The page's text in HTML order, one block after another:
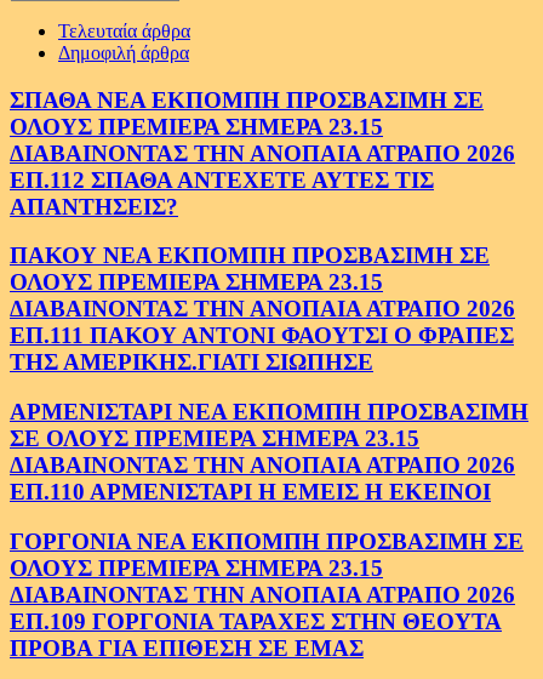
Τελευταία άρθρα
Δημοφιλή άρθρα
ΣΠΑΘΑ ΝΕΑ ΕΚΠΟΜΠΗ ΠΡΟΣΒΑΣΙΜΗ ΣΕ
ΟΛΟΥΣ ΠΡΕΜΙΕΡΑ ΣΗΜΕΡΑ 23.15
ΔΙΑΒΑΙΝΟΝΤΑΣ ΤΗΝ ΑΝΟΠΑΙΑ ΑΤΡΑΠΟ 2026
ΕΠ.112 ΣΠΑΘΑ ΑΝΤΕΧΕΤΕ ΑΥΤΕΣ ΤΙΣ
ΑΠΑΝΤΗΣΕΙΣ?
ΠΑΚΟΥ ΝΕΑ ΕΚΠΟΜΠΗ ΠΡΟΣΒΑΣΙΜΗ ΣΕ
ΟΛΟΥΣ ΠΡΕΜΙΕΡΑ ΣΗΜΕΡΑ 23.15
ΔΙΑΒΑΙΝΟΝΤΑΣ ΤΗΝ ΑΝΟΠΑΙΑ ΑΤΡΑΠΟ 2026
ΕΠ.111 ΠΑΚΟΥ ΑΝΤΟΝΙ ΦΑΟΥΤΣΙ Ο ΦΡΑΠΕΣ
ΤΗΣ ΑΜΕΡΙΚΗΣ.ΓΙΑΤΙ ΣΙΩΠΗΣΕ
ΑΡΜΕΝΙΣΤΑΡΙ ΝΕΑ ΕΚΠΟΜΠΗ ΠΡΟΣΒΑΣΙΜΗ
ΣΕ ΟΛΟΥΣ ΠΡΕΜΙΕΡΑ ΣΗΜΕΡΑ 23.15
ΔΙΑΒΑΙΝΟΝΤΑΣ ΤΗΝ ΑΝΟΠΑΙΑ ΑΤΡΑΠΟ 2026
ΕΠ.110 ΑΡΜΕΝΙΣΤΑΡΙ Η ΕΜΕΙΣ Η ΕΚΕΙΝΟΙ
ΓΟΡΓΟΝΙΑ ΝΕΑ ΕΚΠΟΜΠΗ ΠΡΟΣΒΑΣΙΜΗ ΣΕ
ΟΛΟΥΣ ΠΡΕΜΙΕΡΑ ΣΗΜΕΡΑ 23.15
ΔΙΑΒΑΙΝΟΝΤΑΣ ΤΗΝ ΑΝΟΠΑΙΑ ΑΤΡΑΠΟ 2026
ΕΠ.109 ΓΟΡΓΟΝΙΑ ΤΑΡΑΧΕΣ ΣΤΗΝ ΘΕΟΥΤΑ
ΠΡΟΒΑ ΓΙΑ ΕΠΙΘΕΣΗ ΣΕ ΕΜΑΣ